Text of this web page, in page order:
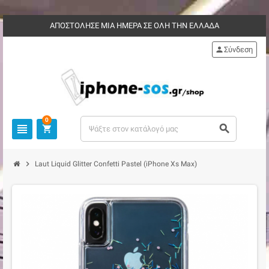
ΑΠΟΣΤΟΛΗΣΕ ΜΙΑ ΗΜΕΡΑ ΣΕ ΟΛΗ ΤΗΝ ΕΛΛΑΔΑ
view_headline
personΣύνδεση
shopping_cart
0
search
chevron_right Laut Liquid Glitter Confetti Pastel (iPhone Xs Max)